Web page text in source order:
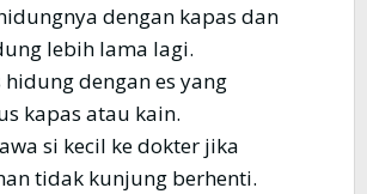
dengan kapas dan
lebih lama lagi.
hidung dengan es yang
kapas atau kain.
si kecil ke dokter jika
tidak kunjung berhenti.